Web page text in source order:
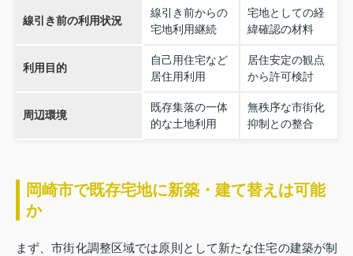
線引き前の利用状況
線引き前からの
宅地利用継続
宅地としての経
緯確認の材料
利用目的
自己用住宅など
居住用利用
居住安定の観点
から許可検討
周辺環境
既存集落の一体
的な土地利用
無秩序な市街化
抑制との整合
岡崎市で既存宅地に新築・建て替えは可能
か
まず、市街化調整区域では原則として新たな住宅の建築が制